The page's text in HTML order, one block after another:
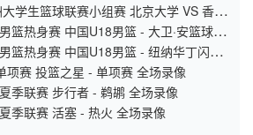
学生篮球联赛小组赛 北京大学 VS 香港
篮热身赛 中国U18男篮 - 大卫·安篮球学
篮热身赛 中国U18男篮 - 纽纳华丁闪电
项赛 投篮之星 - 单项赛 全场录像
季联赛 步行者 - 鹈鹕 全场录像
季联赛 活塞 - 热火 全场录像